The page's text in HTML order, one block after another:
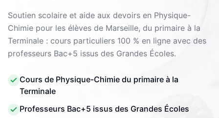
Soutien scolaire et aide aux devoirs en Physique-
Chimie pour les élèves de Marseille, du primaire à la
Terminale : cours particuliers 100 % en ligne avec des
professeurs Bac+5 issus des Grandes Écoles.
Cours de Physique-Chimie du primaire à la
Terminale
Professeurs Bac+5 issus des Grandes Écoles